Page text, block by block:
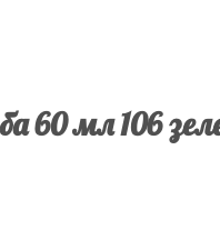
60 мл 106